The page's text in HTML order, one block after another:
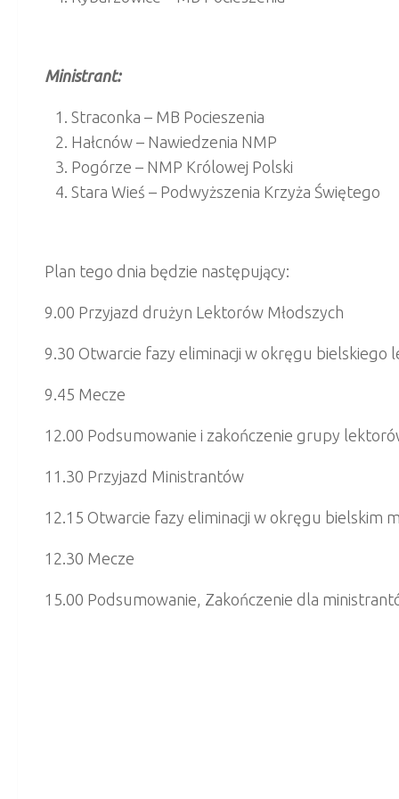
Ministrant:
Straconka – MB Pocieszenia
Hałcnów – Nawiedzenia NMP
Pogórze – NMP Królowej Polski
Stara Wieś – Podwyższenia Krzyża Świętego
Plan tego dnia będzie następujący:
9.00 Przyjazd drużyn Lektorów Młodszych
9.30 Otwarcie fazy eliminacji w okręgu bielskiego
9.45 Mecze
12.00 Podsumowanie i zakończenie grupy
11.30 Przyjazd Ministrantów
12.15 Otwarcie fazy eliminacji w okręgu bielskim
12.30 Mecze
15.00 Podsumowanie, Zakończenie dla